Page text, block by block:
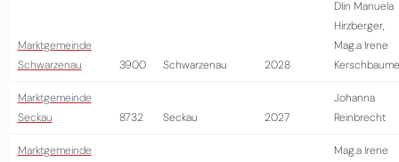
Marktgemeinde
Schwarzenau
3900 Schwarzenau 2028
DIin Manuela
Hirzberger,
Mag.a Irene
Marktgemeinde
Seckau
8732 Seckau 2027
Johanna
Reinbrecht
Marktgemeinde
Mag.a Irene